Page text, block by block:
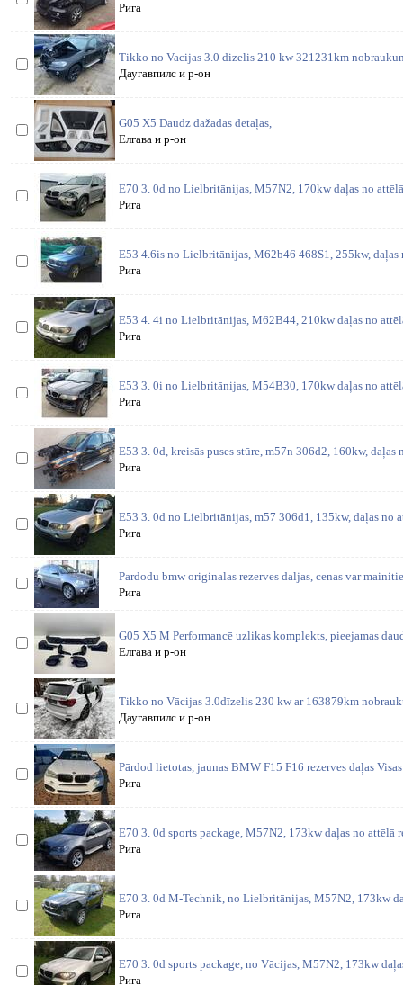
Рига
Tikko no Vacijas 3.0 dizelis 210 kw 321231km
Даугавпилс и р-он
G05 X5 Daudz dažadas detaļas,
Елгава и р-он
E70 3. 0d no Lielbritānijas, M57N2, 170kw daļas no attēlā
Рига
E53 4.6is no Lielbritānijas, M62b46 468S1, 255kw, daļas
Рига
E53 4. 4i no Lielbritānijas, M62B44, 210kw daļas no
Рига
E53 3. 0i no Lielbritānijas, M54B30, 170kw daļas no
Рига
E53 3. 0d, kreisās puses stūre, m57n 306d2, 160kw, daļas
Рига
E53 3. 0d no Lielbritānijas, m57 306d1, 135kw, daļas no
Рига
Pardodu bmw originalas rezerves daljas, cenas var
Рига
G05 X5 M Performancē uzlikas komplekts, pieejamas
Елгава и р-он
Tikko no Vācijas 3.0dīzelis 230 kw ar 163879km
Даугавпилс и р-он
Pārdod lietotas, jaunas BMW F15 F16 rezerves daļas
Рига
E70 3. 0d sports package, M57N2, 173kw daļas no attēlā
Рига
E70 3. 0d M-Technik, no Lielbritānijas, M57N2, 173kw
Рига
E70 3. 0d sports package, no Vācijas, M57N2, 173kw
Рига